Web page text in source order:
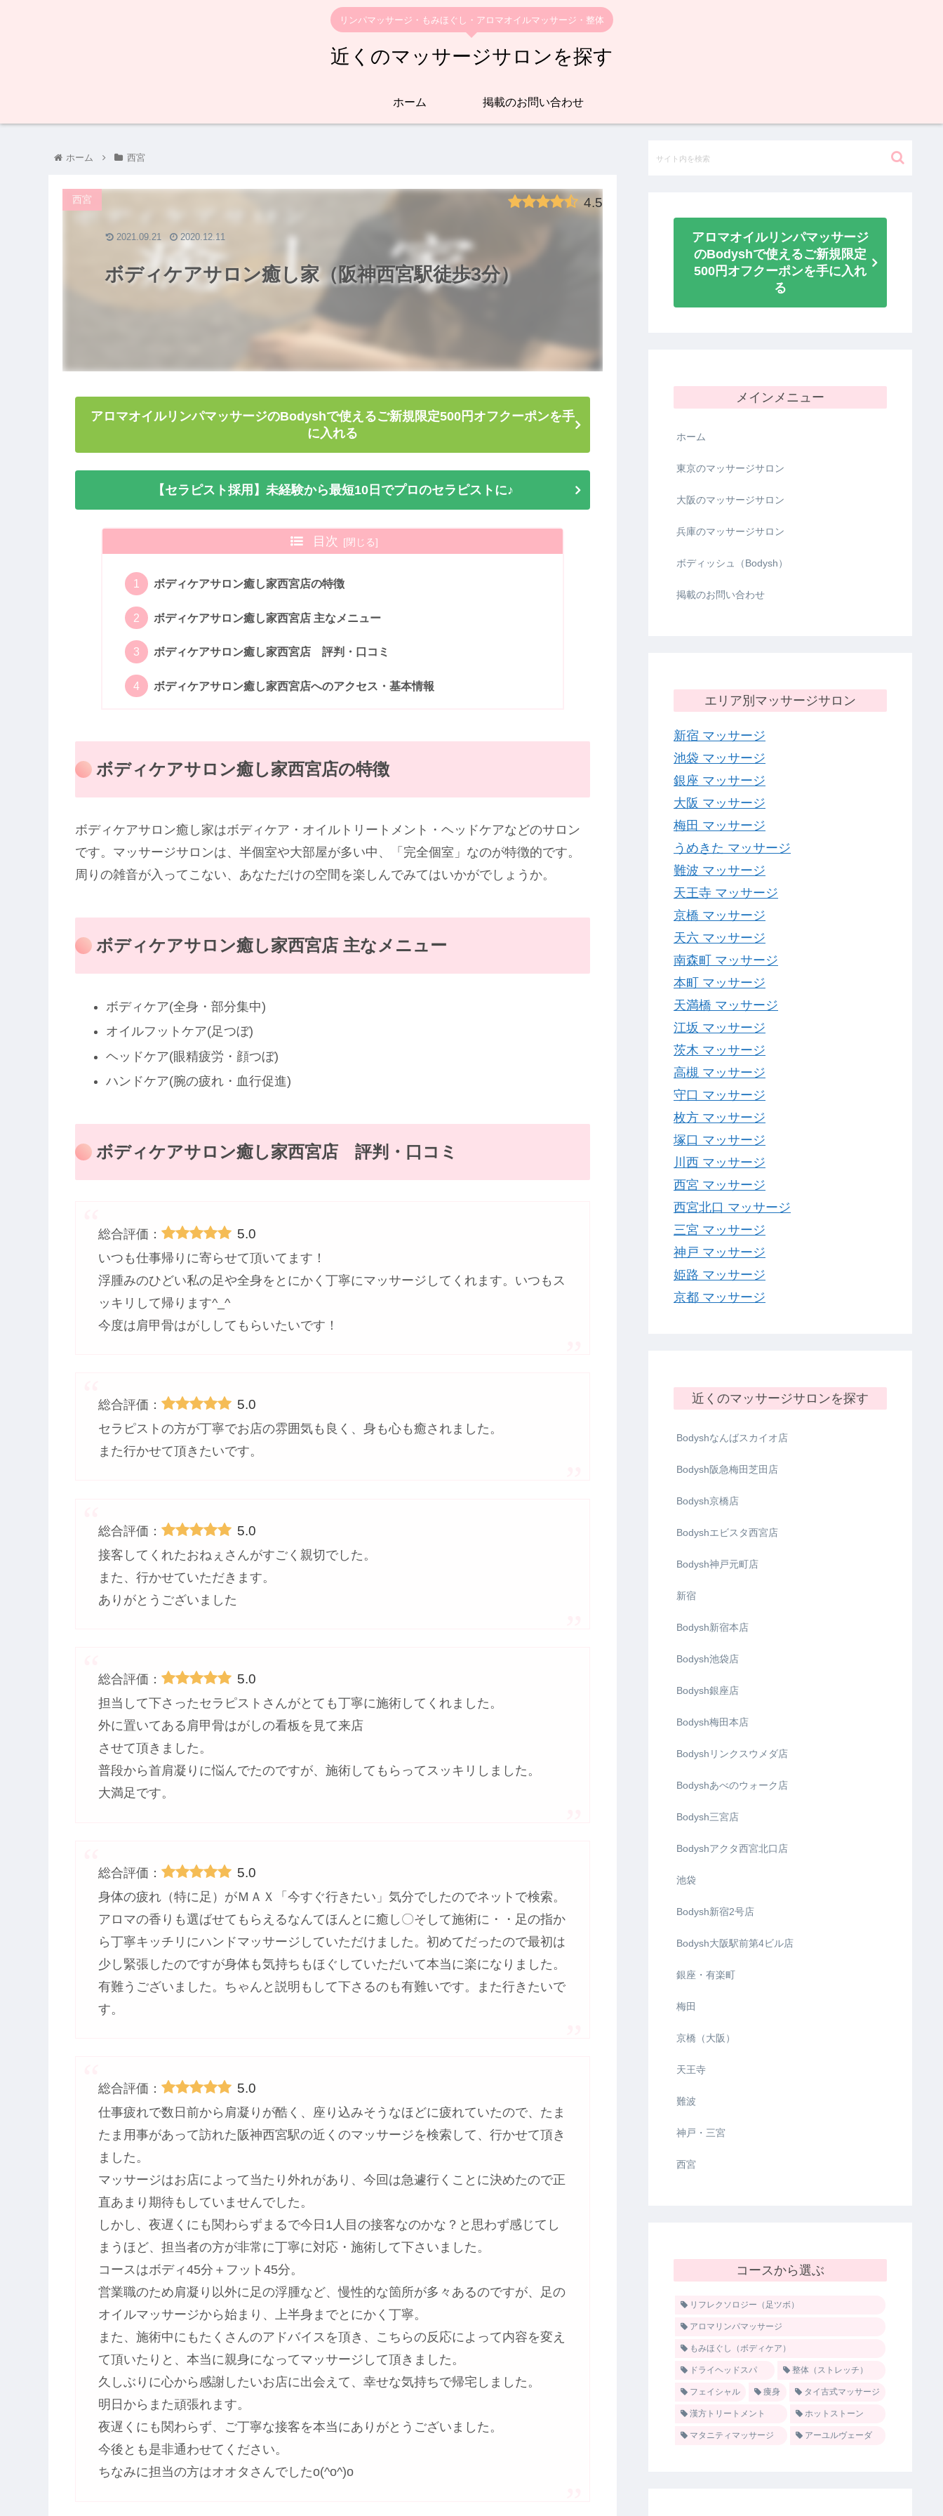
リンパマッサージ・もみほぐし・アロマオイルマッサージ・整体
近くのマッサージサロンを探す
ホーム 掲載のお問い合わせ
ホーム 西宮
ボディケアサロン癒し家（阪神西宮駅徒歩3分）
4.5
西宮
2021.09.21 2020.12.11
アロマオイルリンパマッサージのBodyshで使えるご新規限定500円オフクーポンを手
に入れる
【セラピスト採用】未経験から最短10日でプロのセラピストに♪
目次
ボディケアサロン癒し家西宮店の特徴
ボディケアサロン癒し家西宮店 主なメニュー
ボディケアサロン癒し家西宮店 評判・口コミ
ボディケアサロン癒し家西宮店へのアクセス・基本情報
ボディケアサロン癒し家西宮店の特徴
ボディケアサロン癒し家はボディケア・オイルトリートメント・ヘッドケアなどのサロン
です。マッサージサロンは、半個室や大部屋が多い中、「完全個室」なのが特徴的です。
周りの雑音が入ってこない、あなただけの空間を楽しんでみてはいかがでしょうか。
ボディケアサロン癒し家西宮店 主なメニュー
ボディケア(全身・部分集中)
オイルフットケア(足つぼ)
ヘッドケア(眼精疲労・顔つぼ)
ハンドケア(腕の疲れ・血行促進)
ボディケアサロン癒し家西宮店 評判・口コミ
総合評価： 5.0
いつも仕事帰りに寄らせて頂いてます！
浮腫みのひどい私の足や全身をとにかく丁寧にマッサージしてくれます。いつもス
ッキリして帰ります^_^
今度は肩甲骨はがししてもらいたいです！
総合評価： 5.0
セラピストの方が丁寧でお店の雰囲気も良く、身も心も癒されました。
また行かせて頂きたいです。
総合評価： 5.0
接客してくれたおねぇさんがすごく親切でした。
また、行かせていただきます。
ありがとうございました
総合評価： 5.0
担当して下さったセラピストさんがとても丁寧に施術してくれました。
外に置いてある肩甲骨はがしの看板を見て来店
させて頂きました。
普段から首肩凝りに悩んでたのですが、施術してもらってスッキリしました。
大満足です。
総合評価： 5.0
身体の疲れ（特に足）がＭＡＸ「今すぐ行きたい」気分でしたのでネットで検索。
アロマの香りも選ばせてもらえるなんてほんとに癒し〇そして施術に・・足の指か
ら丁寧キッチリにハンドマッサージしていただけました。初めてだったので最初は
少し緊張したのですが身体も気持ちもほぐしていただいて本当に楽になりました。
有難うございました。ちゃんと説明もして下さるのも有難いです。また行きたいで
す。
総合評価： 5.0
仕事疲れで数日前から肩凝りが酷く、座り込みそうなほどに疲れていたので、たま
たま用事があって訪れた阪神西宮駅の近くのマッサージを検索して、行かせて頂き
ました。
マッサージはお店によって当たり外れがあり、今回は急遽行くことに決めたので正
直あまり期待もしていませんでした。
しかし、夜遅くにも関わらずまるで今日1人目の接客なのかな？と思わず感じてし
まうほど、担当者の方が非常に丁寧に対応・施術して下さいました。
コースはボディ45分＋フット45分。
営業職のため肩凝り以外に足の浮腫など、慢性的な箇所が多々あるのですが、足の
オイルマッサージから始まり、上半身までとにかく丁寧。
また、施術中にもたくさんのアドバイスを頂き、こちらの反応によって内容を変え
て頂いたりと、本当に親身になってマッサージして頂きました。
久しぶりに心から感謝したいお店に出会えて、幸せな気持ちで帰宅しました。
明日からまた頑張れます。
夜遅くにも関わらず、ご丁寧な接客を本当にありがとうございました。
今後とも是非通わせてください。
ちなみに担当の方はオオタさんでしたo(^o^)o
アロマオイルリンパマッサージ
のBodyshで使えるご新規限定
500円オフクーポンを手に入れ
る
メインメニュー
ホーム
東京のマッサージサロン
大阪のマッサージサロン
兵庫のマッサージサロン
ボディッシュ（Bodysh）
掲載のお問い合わせ
エリア別マッサージサロン
新宿 マッサージ
池袋 マッサージ
銀座 マッサージ
大阪 マッサージ
梅田 マッサージ
うめきた マッサージ
難波 マッサージ
天王寺 マッサージ
京橋 マッサージ
天六 マッサージ
南森町 マッサージ
本町 マッサージ
天満橋 マッサージ
江坂 マッサージ
茨木 マッサージ
高槻 マッサージ
守口 マッサージ
枚方 マッサージ
塚口 マッサージ
川西 マッサージ
西宮 マッサージ
西宮北口 マッサージ
三宮 マッサージ
神戸 マッサージ
姫路 マッサージ
京都 マッサージ
近くのマッサージサロンを探す
Bodyshなんばスカイオ店
Bodysh阪急梅田芝田店
Bodysh京橋店
Bodyshエビスタ西宮店
Bodysh神戸元町店
新宿
Bodysh新宿本店
Bodysh池袋店
Bodysh銀座店
Bodysh梅田本店
Bodyshリンクスウメダ店
Bodyshあべのウォーク店
Bodysh三宮店
Bodyshアクタ西宮北口店
池袋
Bodysh新宿2号店
Bodysh大阪駅前第4ビル店
銀座・有楽町
梅田
京橋（大阪）
天王寺
難波
神戸・三宮
西宮
コースから選ぶ
リフレクソロジー（足ツボ）
アロマリンパマッサージ
もみほぐし（ボディケア）
ドライヘッドスパ 整体（ストレッチ）
フェイシャル 痩身 タイ古式マッサージ
漢方トリートメント ホットストーン
マタニティマッサージ アーユルヴェーダ